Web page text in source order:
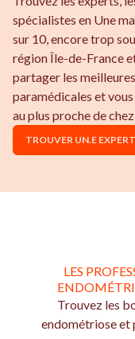
spécialistes en Une
sur 10, encore trop
région Île-de-France
partager les
paramédicales et
au plus proche de
TROUVER UN.E
LES
Trouvez les
endométriose et